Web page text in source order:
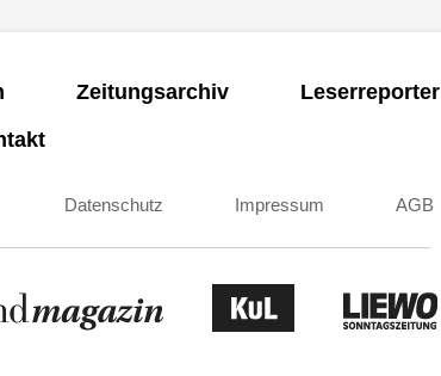
Zeitungsarchiv Leserreporter
Datenschutz Impressum AGB